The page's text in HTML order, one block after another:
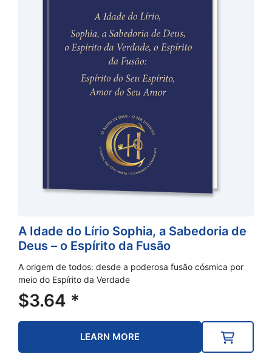
A Idade do Lírio Sophia, a Sabedoria de
Deus – o Espírito da Fusão
A origem de todos: desde a poderosa fusão cósmica por
meio do Espírito da Verdade
$3.64 *
LEARN MORE